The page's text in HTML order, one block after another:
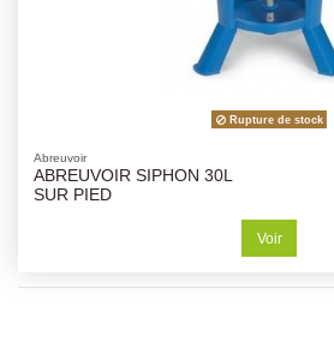
Rupture de stock
Abreuvoir
ABREUVOIR SIPHON 30L
SUR PIED
Voir